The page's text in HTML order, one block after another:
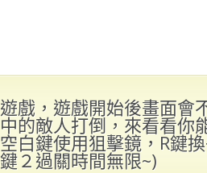
戲，遊戲開始後畫面會
的敵人打倒，來看看你
白鍵使用狙擊鏡，R鍵
２過關時間無限~)